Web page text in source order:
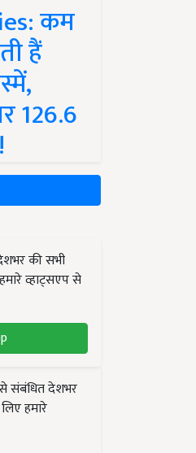
कम
हैं
126.6
की सभी
व्हाट्सएप से
संबंधित देशभर
हमारे